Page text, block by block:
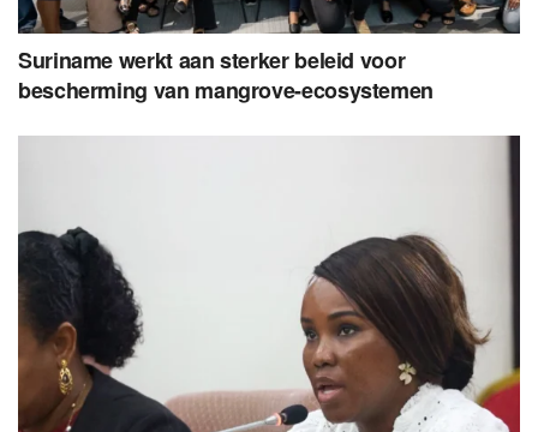
Suriname werkt aan sterker beleid voor
bescherming van mangrove-ecosystemen